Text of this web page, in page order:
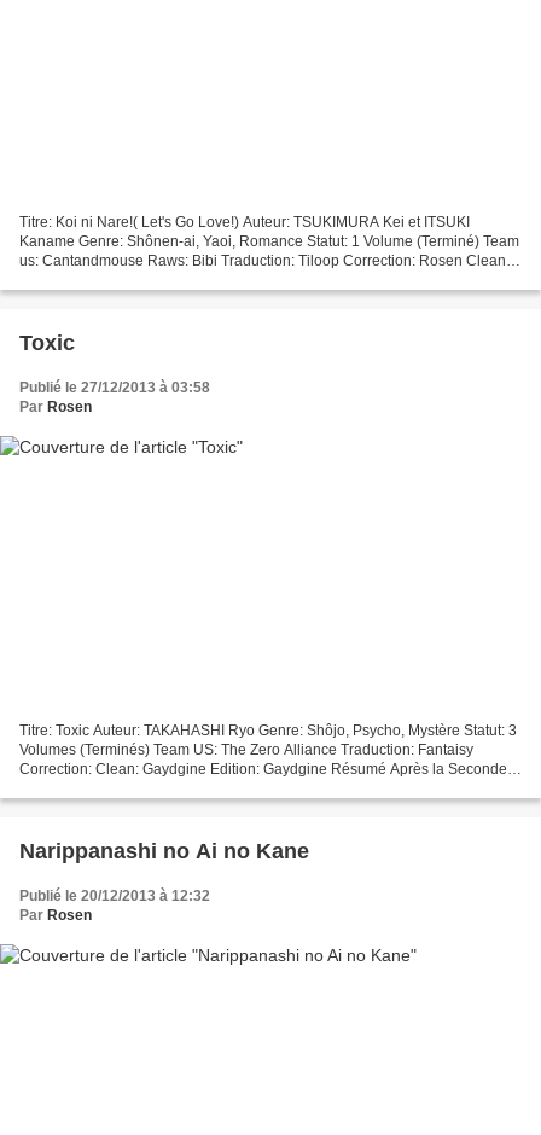
Titre: Koi ni Nare!( Let's Go Love!) Auteur: TSUKIMURA Kei et ITSUKI
Kaname Genre: Shônen-ai, Yaoi, Romance Statut: 1 Volume (Terminé) Team
us: Cantandmouse Raws: Bibi Traduction: Tiloop Correction: Rosen Clean:
Toxic
Publié le 27/12/2013 à 03:58
Par Rosen
Titre: Toxic Auteur: TAKAHASHI Ryo Genre: Shôjo, Psycho, Mystère Statut: 3
Volumes (Terminés) Team US: The Zero Alliance Traduction: Fantaisy
Correction: Clean: Gaydgine Edition: Gaydgine Résumé Après la Seconde
Narippanashi no Ai no Kane
Publié le 20/12/2013 à 12:32
Par Rosen